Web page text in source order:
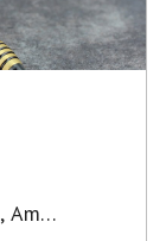
, Am